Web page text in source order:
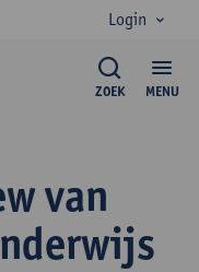
Login
MENU
ZOEK
van